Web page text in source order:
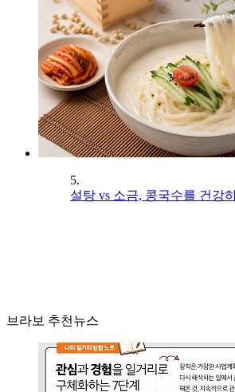
5.
설탕 vs 소금, 콩국수를 건강
브라보 추천뉴스